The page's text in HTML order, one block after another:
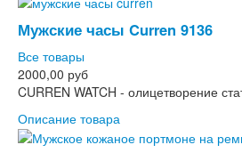
Мужские часы Curren 9136
Все товары
2000,00 руб
CURREN WATCH - олицетворение
Описание товара